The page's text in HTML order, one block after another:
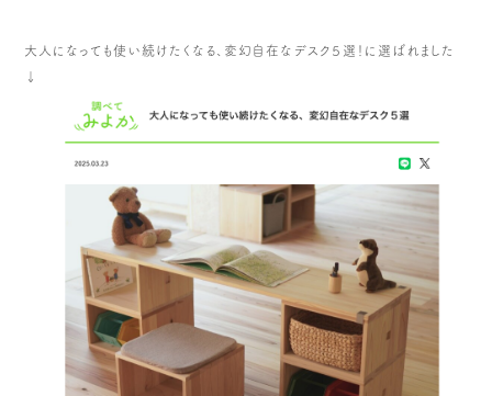
大人になっても使い続けたくなる、変幻自在なデスク５選！に選ばれました
↓